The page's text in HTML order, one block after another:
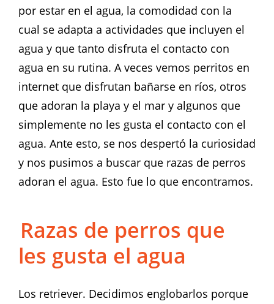
por estar en el agua, la comodidad con la
cual se adapta a actividades que incluyen el
agua y que tanto disfruta el contacto con
agua en su rutina. A veces vemos perritos en
internet que disfrutan bañarse en ríos, otros
que adoran la playa y el mar y algunos que
simplemente no les gusta el contacto con el
agua. Ante esto, se nos despertó la curiosidad
y nos pusimos a buscar que razas de perros
adoran el agua. Esto fue lo que encontramos.
Razas de perros que
les gusta el agua
Los retriever. Decidimos englobarlos porque